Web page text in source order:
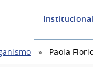
Institucional
Paola